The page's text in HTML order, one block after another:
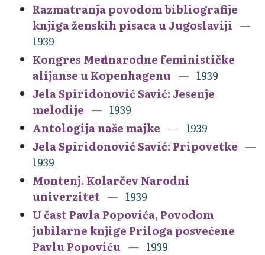
Razmatranja povodom bibliografije
knjiga ženskih pisaca u Jugoslaviji
1939
Kongres Međunarodne feminističke
alijanse u Kopenhagenu
1939
Jela Spiridonović Savić: Jesenje
melodije
1939
Antologija naše majke
1939
Jela Spiridonović Savić: Pripovetke
1939
Montenj. Kolarčev Narodni
univerzitet
1939
U čast Pavla Popovića, Povodom
jubilarne knjige Priloga posvećene
Pavlu Popoviću
1939